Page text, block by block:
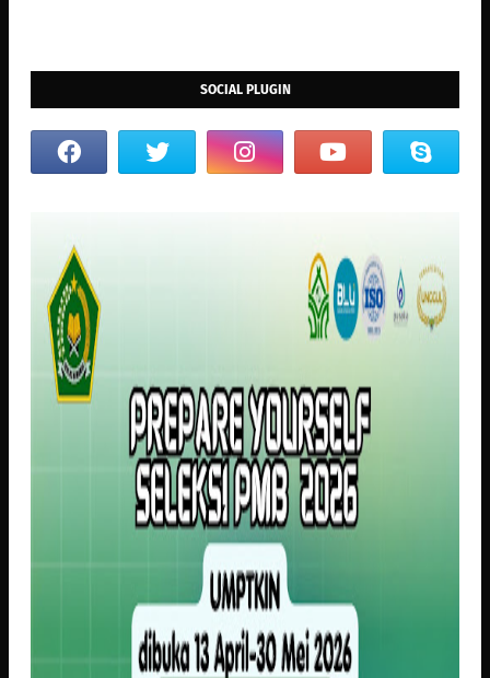
SOCIAL PLUGIN